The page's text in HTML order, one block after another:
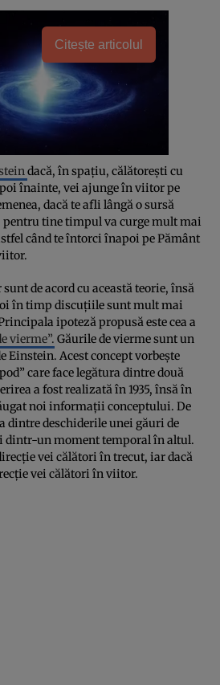
Citește articolul
dacă, în spaţiu, călătoreşti cu
înainte, vei ajunge în viitor pe
dacă te afli lângă o sursă
tine timpul va curge mult mai
când te întorci înapoi pe Pământ
de acord cu această teorie, însă
în timp discuţiile sunt mult mai
ipoteză propusă este cea a
vierme”. Găurile de vierme sunt un
Einstein. Acest concept vorbeşte
care face legătura dintre două
a fost realizată în 1935, însă în
noi informaţii conceptului. De
dintre deschiderile unei găuri de
dintr-un moment temporal în altul.
vei călători în trecut, iar dacă
vei călători în viitor.